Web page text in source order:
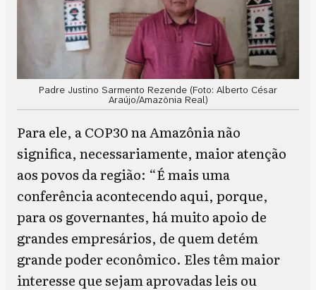
Padre Justino Sarmento Rezende (Foto: Alberto César
Araújo/Amazônia Real)
Para ele, a COP30 na Amazônia não
significa, necessariamente, maior atenção
aos povos da região: “É mais uma
conferência acontecendo aqui, porque,
para os governantes, há muito apoio de
grandes empresários, de quem detém
grande poder econômico. Eles têm maior
interesse que sejam aprovadas leis ou